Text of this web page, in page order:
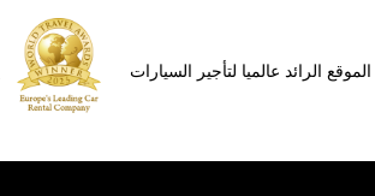
الموقع الرائد عالميا لتأجير السيارات